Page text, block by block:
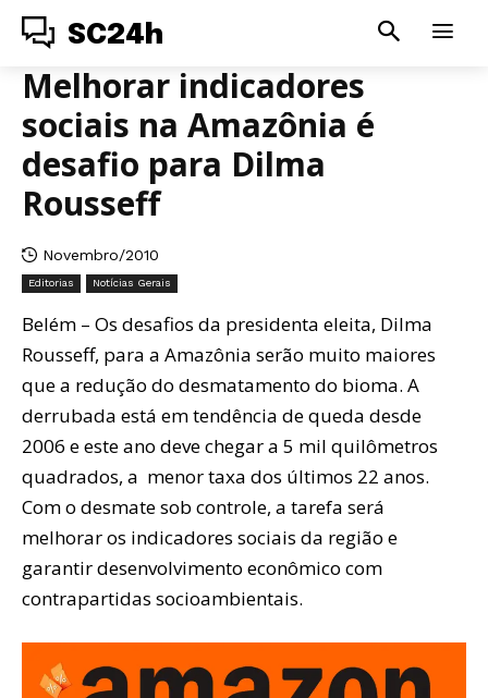
SC24h
Melhorar indicadores
sociais na Amazônia é
desafio para Dilma
Rousseff
Novembro/2010
Editorias Notícias Gerais
Belém – Os desafios da presidenta eleita, Dilma
Rousseff, para a Amazônia serão muito maiores
que a redução do desmatamento do bioma. A
derrubada está em tendência de queda desde
2006 e este ano deve chegar a 5 mil quilômetros
quadrados, a menor taxa dos últimos 22 anos.
Com o desmate sob controle, a tarefa será
melhorar os indicadores sociais da região e
garantir desenvolvimento econômico com
contrapartidas socioambientais.